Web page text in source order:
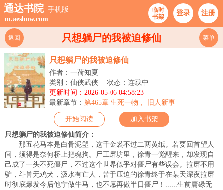
通达书院 手机版
m.aeshow.com
临时
书架
登录 注册
只想躺尸的我被迫修仙
返回 菜单
只想躺尸的我被迫修仙
作者：一荷知夏
类别：仙侠武侠
状态：连载中
更新时间：2026-05-06 04:58:23
最新章节： 第465章 生死一物， 旧人新事
开始阅读 加入书架
只想躺尸的我被迫修仙简介：
那五花马本是白骨泥塑，这千金裘不过二两黄纸。若要回首望人
间，须得是奈何桥上把魂拘。尸工磨坊里，徐青一觉醒来，却发现自
己成了一头不死僵尸，不过这个世界似乎对僵尸有些误会。拉磨不用
驴，斗兽无鸡犬，汲水有亡人，苦于压迫的徐青终于在某天深夜拉磨
时彻底爆发今后他宁做牛马，也不愿再做半日僵尸！......生前庸碌无